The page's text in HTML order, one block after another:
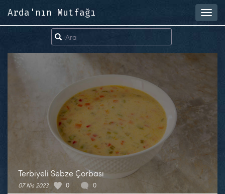
Arda'nın Mutfağı
Terbiyeli Sebze Çorbası
07 Nis 2023 0 0